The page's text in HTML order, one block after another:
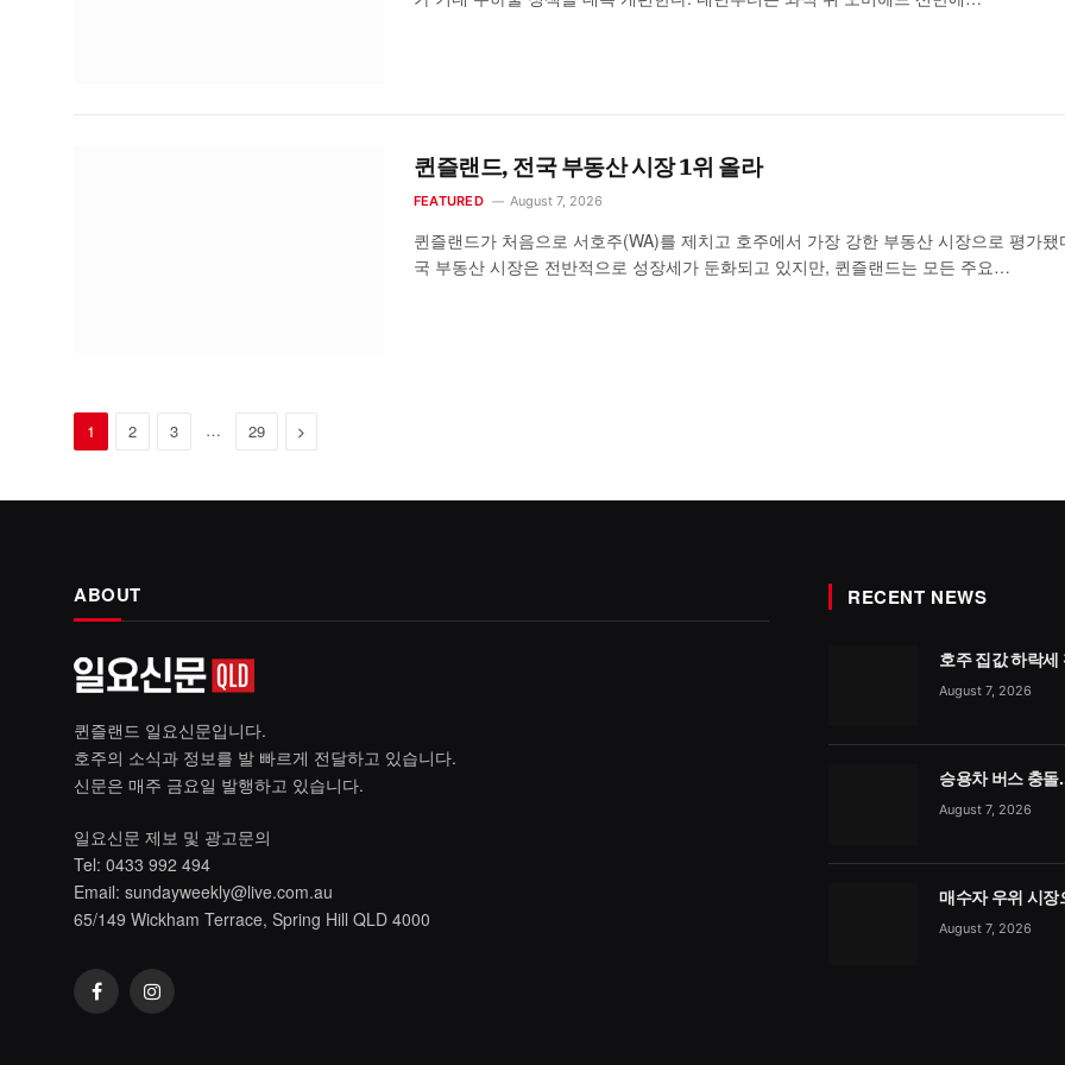
퀸즐랜드, 전국 부동산 시장 1위 올라
FEATURED August 7, 2026
퀸즐랜드가 처음으로 서호주(WA)를 제치고 호주에서 가장 강한 부동산 시장으로 평가됐
국 부동산 시장은 전반적으로 성장세가 둔화되고 있지만, 퀸즐랜드는 모든 주요…
1 2 3 … 29 Next
ABOUT
퀸즐랜드 일요신문입니다.
호주의 소식과 정보를 발 빠르게 전달하고 있습니다.
신문은 매주 금요일 발행하고 있습니다.
일요신문 제보 및 광고문의
Tel: 0433 992 494
Email: sundayweekly@live.com.au
65/149 Wickham Terrace, Spring Hill QLD 4000
FacebookInstagram
RECENT NEWS
호주 집값 하락
August 7, 2026
승용차 버스 충
August 7, 2026
매수자 우위 시
August 7, 2026